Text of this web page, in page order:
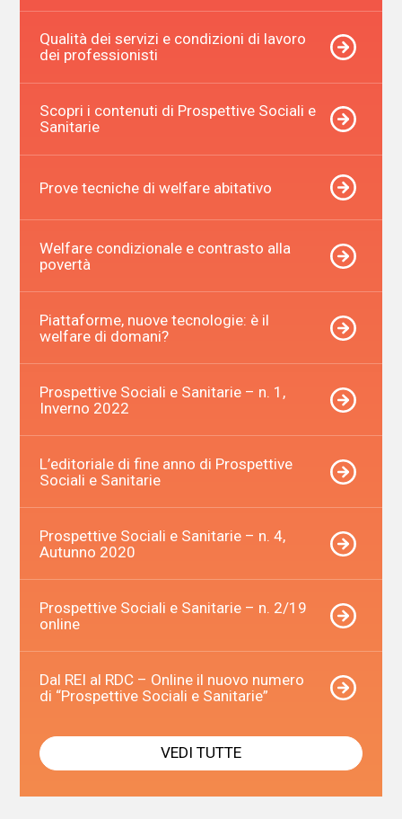
Qualità dei servizi e condizioni di lavoro
dei professionisti
Scopri i contenuti di Prospettive Sociali e
Sanitarie
Prove tecniche di welfare abitativo
Welfare condizionale e contrasto alla
povertà
Piattaforme, nuove tecnologie: è il
welfare di domani?
Prospettive Sociali e Sanitarie – n. 1,
Inverno 2022
L’editoriale di fine anno di Prospettive
Sociali e Sanitarie
Prospettive Sociali e Sanitarie – n. 4,
Autunno 2020
Prospettive Sociali e Sanitarie – n. 2/19
online
Dal REI al RDC – Online il nuovo numero
di “Prospettive Sociali e Sanitarie”
VEDI TUTTE